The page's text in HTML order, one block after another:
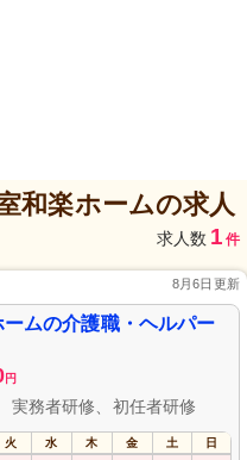
和楽ホームの求人
求人数 1 件
8月6日更新
ムの介護職・ヘルパー
円
実務者研修、初任者研修
火 水 木 金 土 日